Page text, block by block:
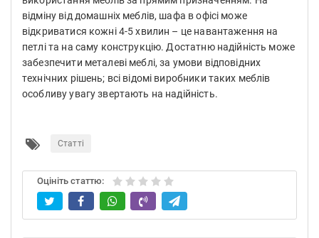
відміну від домашніх меблів, шафа в офісі може
відкриватися кожні 4-5 хвилин – це навантаження на
петлі та на саму конструкцію. Достатню надійність може
забезпечити металеві меблі, за умови відповідних
технічних рішень; всі відомі виробники таких меблів
особливу увагу звертають на надійність.
Статті
Оцініть статтю: